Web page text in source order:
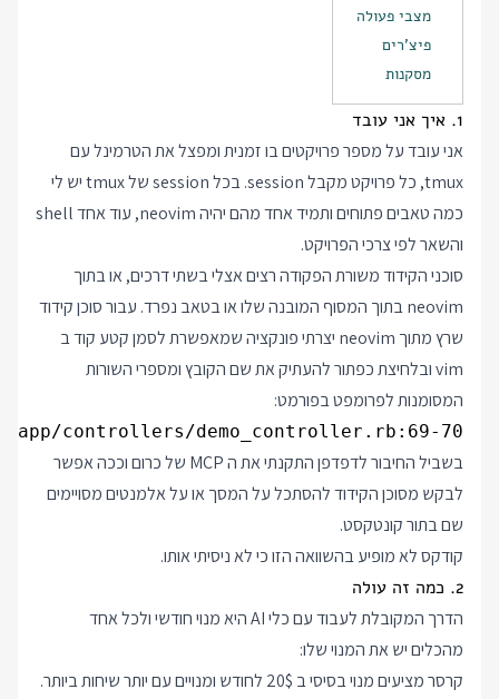
מצבי פעולה
פיצ'רים
מסקנות
1. איך אני עובד
אני עובד על מספר פרויקטים בו זמנית ומפצל את הטרמינל עם
tmux, כל פרויקט מקבל session. בכל session של tmux יש לי
כמה טאבים פתוחים ותמיד אחד מהם יהיה neovim, עוד אחד shell
והשאר לפי צרכי הפרויקט.
סוכני הקידוד משורת הפקודה רצים אצלי בשתי דרכים, או בתוך
neovim בתוך המסוף המובנה שלו או בטאב נפרד. עבור סוכן קידוד
שרץ מתוך neovim יצרתי פונקציה שמאפשרת לסמן קטע קוד ב
vim ובלחיצת כפתור להעתיק את שם הקובץ ומספרי השורות
המסומנות לפרומפט בפורמט:
app/controllers/demo_controller.rb:69-70
בשביל החיבור לדפדפן התקנתי את ה MCP של כרום וככה אפשר
לבקש מסוכן הקידוד להסתכל על המסך או על אלמנטים מסויימים
שם בתור קונטקסט.
קודקס לא מופיע בהשוואה הזו כי לא ניסיתי אותו.
2. כמה זה עולה
הדרך המקובלת לעבוד עם כלי AI היא מנוי חודשי ולכל אחד
מהכלים יש את המנוי שלו:
קרסר מציעים מנוי בסיסי ב 20$ לחודש ומנויים עם יותר שיחות ביותר.